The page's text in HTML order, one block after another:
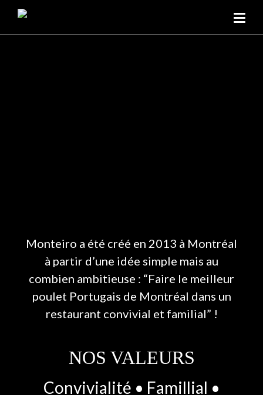
Monteiro a été créé en 2013 à Montréal
à partir d’une idée simple mais au
combien ambitieuse : “Faire le meilleur
poulet Portugais de Montréal dans un
restaurant convivial et familial” !
NOS VALEURS
Convivialité • Famillial •